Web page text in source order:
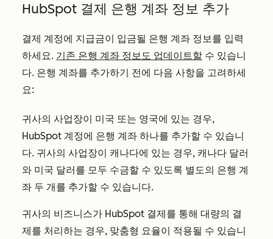
HubSpot 결제 은행 계좌 정보 추가
결제 계정에 지급금이 입금될 은행 계좌 정보를 입력
하세요. 기존 은행 계좌 정보도 업데이트할 수 있습니
다. 은행 계좌를 추가하기 전에 다음 사항을 고려하세
요:
귀사의 사업장이 미국 또는 영국에 있는 경우,
HubSpot 계정에 은행 계좌 하나를 추가할 수 있습니
다. 귀사의 사업장이 캐나다에 있는 경우, 캐나다 달러
와 미국 달러를 모두 수금할 수 있도록 별도의 은행 계
좌 두 개를 추가할 수 있습니다.
귀사의 비즈니스가 HubSpot 결제를 통해 대량의 결
제를 처리하는 경우, 맞춤형 요율이 적용될 수 있습니